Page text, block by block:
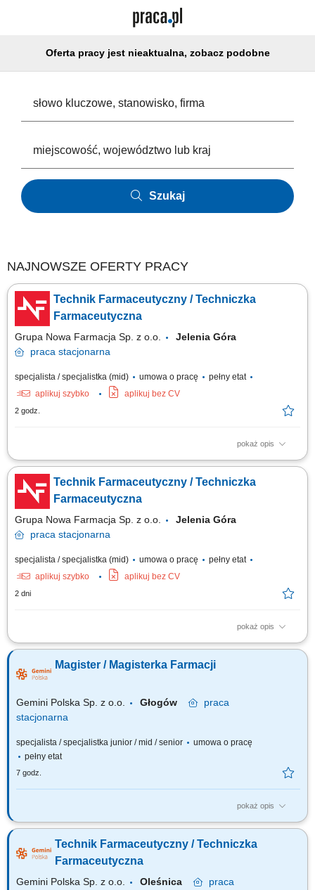
Oferta pracy jest nieaktualna, zobacz podobne
Szukaj
NAJNOWSZE OFERTY PRACY
Technik Farmaceutyczny / Techniczka
Farmaceutyczna
Grupa Nowa Farmacja Sp. z o.o.
Jelenia Góra
praca stacjonarna
specjalista / specjalistka (mid) umowa o pracę
pełny etat
aplikuj szybko
aplikuj bez CV
2 godz.
pokaż opis
Twoje zadania: Bieżąca pomoc i doradztwo dla pacjentów apteki;
Sprawdzanie i wydawanie leków na receptę; Sporządzanie leków w
recepturze aptecznej; Nadzór nad dostępnością i terminami ważności
asortymentu w magazynie;
Technik Farmaceutyczny / Techniczka
Farmaceutyczna
Grupa Nowa Farmacja Sp. z o.o.
Jelenia Góra
praca stacjonarna
specjalista / specjalistka (mid) umowa o pracę
pełny etat
aplikuj szybko
aplikuj bez CV
2 dni
pokaż opis
Do Twoich obowiązków będzie należało: obsługa pacjenta zgodnie ze
recepturowych, monitorowanie terminu ważności i dostępności
preparatów w magazynie.
Magister / Magisterka Farmacji
Gemini Polska Sp. z o.o. Głogów
praca
stacjonarna
specjalista / specjalistka junior / mid / senior
umowa o pracę
pełny etat
7 godz.
pokaż opis
Czego możesz się spodziewać? dynamiki pracy – z jednej strony
Ty jesteś ekspertem – wierzymy w Twoją fachową wiedzę, dlatego
każdemu Pacjentowi możesz poświęcić tyle czasu, ile potrzebujesz i to Ty
Technik Farmaceutyczny / Techniczka
Farmaceutyczna
Gemini Polska Sp. z o.o. Oleśnica
praca